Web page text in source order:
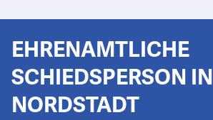
EHRENAMTLICHE
SCHIEDSPERSON IN
NORDSTADT